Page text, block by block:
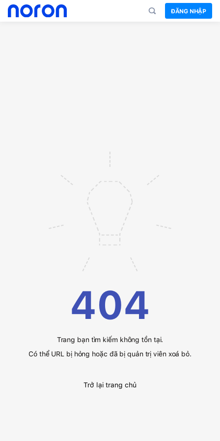
ĐĂNG NHẬP
404
Trang bạn tìm kiếm không tồn tại.
Có thể URL bị hỏng hoặc đã bị quản trị viên xoá bỏ.
Trở lại trang chủ